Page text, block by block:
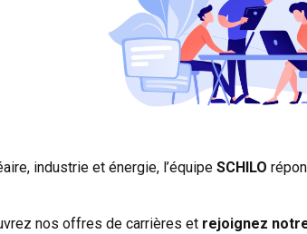
industrie et énergie, l’équipe SCHILO
nos offres de carrières et rejoignez